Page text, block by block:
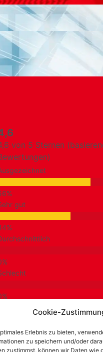
Cookie-
Erlebnis zu bieten,
zu speichern und/oder
zustimmst, können wir Daten wie
von 5 Sternen
gut